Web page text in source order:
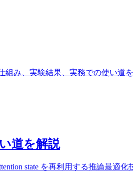
組み、実験結果、実務での使い道
道を解説
state を再利用する推論最適